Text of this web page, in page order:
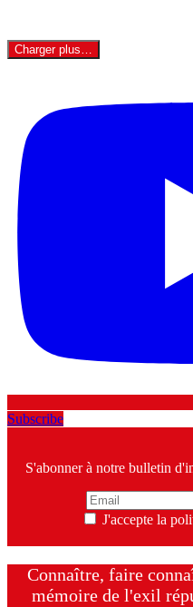
Charger plus…
Subscribe
S'abonner à notre bulletin
J'accepte la
Connaître, faire
mémoire de l'exil